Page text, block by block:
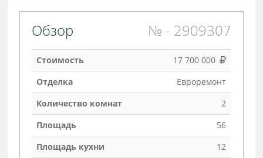
Обзор № - 2909307
Стоимость
17 700 000
Отделка
Евроремонт
Количество комнат
2
Площадь
56
Площадь кухни
12